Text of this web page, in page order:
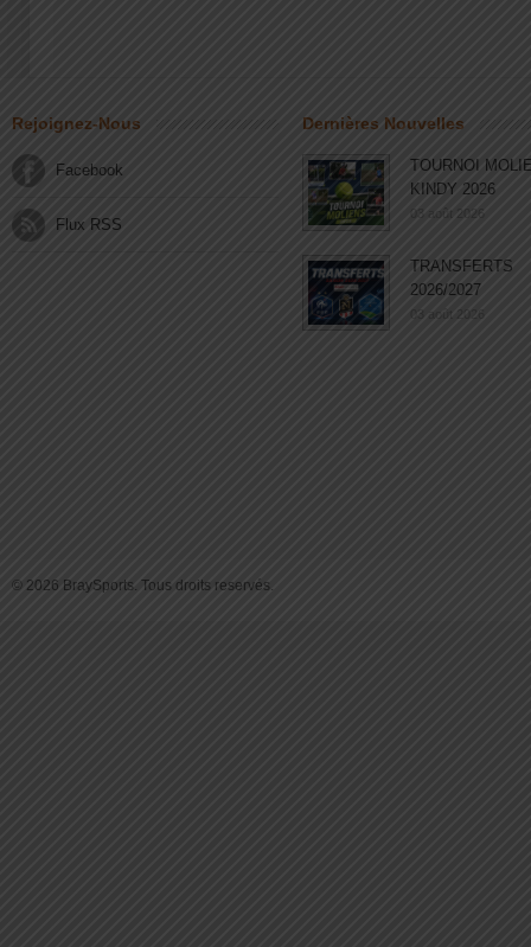
Rejoignez-Nous
Facebook
Flux RSS
Dernières Nouvelles
TOURNOI
KINDY 2026
03 août 2026
TRANSFERTS
2026/2027
03 août 2026
© 2026 BraySports. Tous droits reservés.